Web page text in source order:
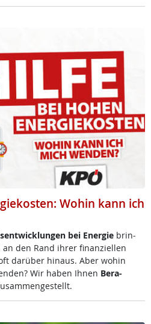
Wohin kann ich
bei En­er­giebrin­
den Rand ih­rer fi­nan­zi­el­len
dar­über hin­aus. Aber wo­hin
Wir ha­ben Ih­nen Be­ra­